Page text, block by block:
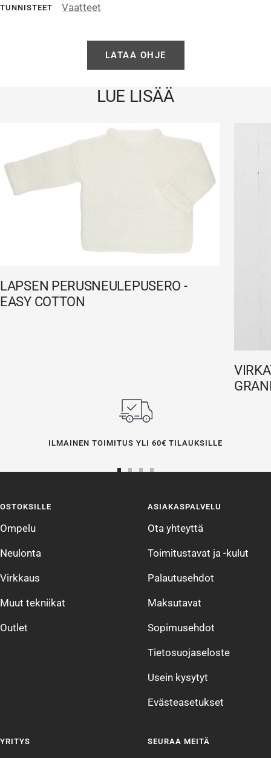
TUNNISTEET Vaatteet
LATAA OHJE
LUE LISÄÄ
LAPSEN PERUSNEULEPUSERO -
EASY COTTON
ILMAINEN TOIMITUS YLI 60€ TILAUKSILLE
4
OSTOKSILLE
Ompelu
Neulonta
Virkkaus
Muut tekniikat
Outlet
ASIAKASPALVELU
Ota yhteyttä
Toimitustavat ja -kulut
Palautusehdot
Maksutavat
Sopimusehdot
Tietosuojaseloste
Usein kysytyt
Evästeasetukset
YRITYS SEURAA MEITÄ